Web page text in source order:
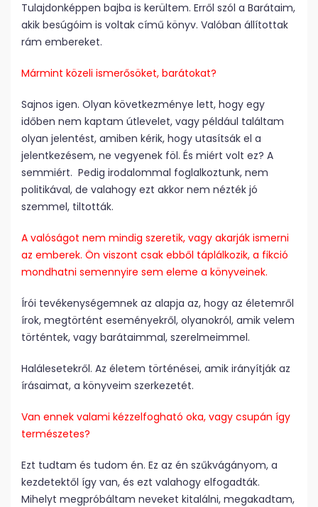
Tulajdonképpen bajba is kerültem. Erről szól a Barátaim,
akik besúgóim is voltak című könyv. Valóban állítottak
rám embereket.
Mármint közeli ismerősöket, barátokat?
Sajnos igen. Olyan következménye lett, hogy egy
időben nem kaptam útlevelet, vagy például találtam
olyan jelentést, amiben kérik, hogy utasítsák el a
jelentkezésem, ne vegyenek föl. És miért volt ez? A
semmiért. Pedig irodalommal foglalkoztunk, nem
politikával, de valahogy ezt akkor nem nézték jó
szemmel, tiltották.
A valóságot nem mindig szeretik, vagy akarják ismerni
az emberek. Ön viszont csak ebből táplálkozik, a fikció
mondhatni semennyire sem eleme a könyveinek.
Írói tevékenységemnek az alapja az, hogy az életemről
írok, megtörtént eseményekről, olyanokról, amik velem
történtek, vagy barátaimmal, szerelmeimmel.
Halálesetekről. Az életem történései, amik irányítják az
írásaimat, a könyveim szerkezetét.
Van ennek valami kézzelfogható oka, vagy csupán így
természetes?
Ezt tudtam és tudom én. Ez az én szűkvágányom, a
kezdetektől így van, és ezt valahogy elfogadták.
Mihelyt megpróbáltam neveket kitalálni, megakadtam,